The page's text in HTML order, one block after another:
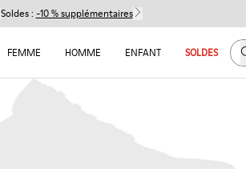
Soldes : -10 % supplémentaires
FEMME HOMME ENFANT SOLDES